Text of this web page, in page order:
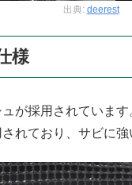
出典: deerest
様
が採用されていま
れており、サビに強